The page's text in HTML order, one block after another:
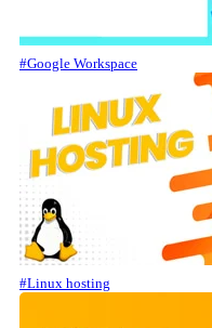
#Google Workspace
#Linux hosting